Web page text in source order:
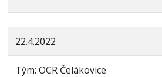
22.4.2022
Tým: OCR Čelákovice